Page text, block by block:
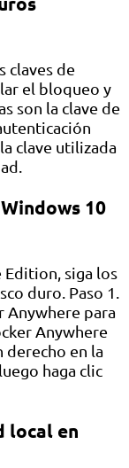
claves de
el bloqueo y
son la clave de
clave utilizada
10
siga los
duro. Paso 1.
Anywhere para
Anywhere
derecho en la
haga clic
local en